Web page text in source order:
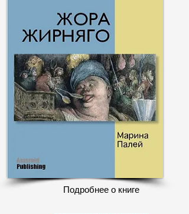
Подробнее о книге